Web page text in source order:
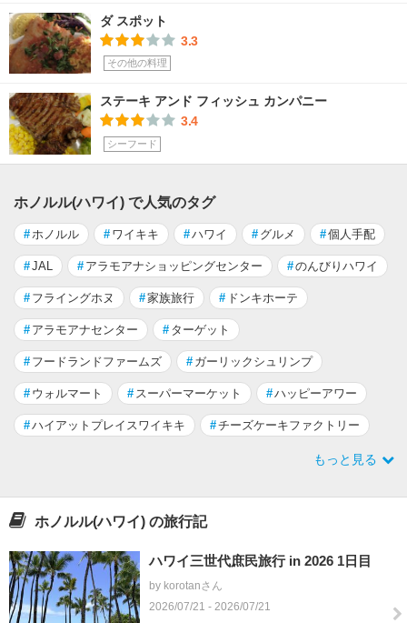
ダ スポット
3.3
その他の料理
ステーキ アンド フィッシュ カンパニー
3.4
シーフード
ホノルル(ハワイ) で人気のタグ
# ホノルル # ワイキキ #ハワイ # グルメ #個人手配
#JAL # アラモアナショッピングセンター #のんびりハワイ
# フライングホヌ #家族旅行 # ドンキホーテ
# アラモアナセンター # ターゲット
# フードランドファームズ # ガーリックシュリンプ
# ウォルマート # スーパーマーケット #ハッピーアワー
#ハイアットプレイスワイキキ #チーズケーキファクトリー
もっと見る
ホノルル(ハワイ) の旅行記
ハワイ三世代庶民旅行 in 2026 1日目
by korotanさん
2026/07/21 - 2026/07/21